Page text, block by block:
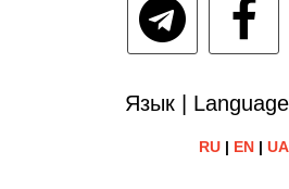
Язык |
RU| EN| UA